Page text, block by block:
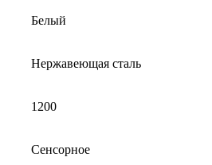
Белый
Нержавеющая сталь
1200
Сенсорное